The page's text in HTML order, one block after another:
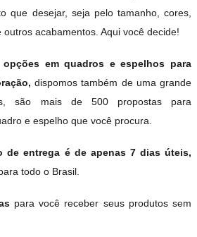
que desejar, seja pelo tamanho, cores,
acabamentos. Aqui você decide!
em quadros e espelhos para
dispomos também de uma grande
são mais de 500 propostas para
e espelho que você procura.
de entrega é de apenas 7 dias úteis,
todo o Brasil.
para você receber seus produtos sem